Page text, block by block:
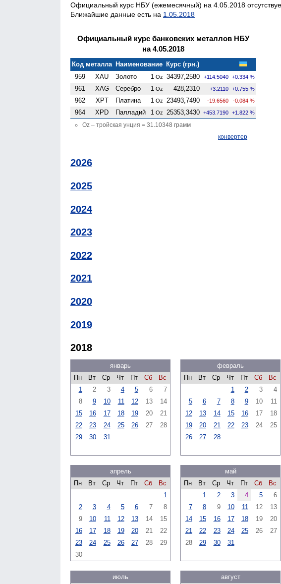
Официальный курс НБУ (ежемесячный) на 4.05.2018
Ближайшие данные есть на 1.05.2018
Официальный курс банковских металлов НБУ
на 4.05.2018
Код металла Наименование Курс (грн.)
959
XAU Золото 1 Oz 34397,2580 +114.5040 +0.334 %
961 XAG Серебро 1 Oz 428,2310 +3.2110 +0.755 %
962 XPT Платина 1 Oz 23493,7490 -19.6560 -0.084 %
964 XPD Палладий 1 Oz 25353,3430 +453.7190 +1.822 %
Oz – тройская унция = 31.10348 грамм
конвертер
2026
2025
2024
2023
2022
2021
2020
2019
2018
январь
Пн
Вт Ср Чт Пт Сб
Вс
1
2 3 4 5 6
7
8
9 10 11 12 13
14
15
16 17 18 19 20
21
22
23 24 25 26 27
28
29
30 31
февраль
Пн
Вт Ср Чт Пт Сб
Вс
1
2 3
4
5
6 7 8 9 10
11
12
13 14 15 16 17
18
19
20 21 22 23 24
25
26
27 28
апрель
Пн
Вт Ср Чт Пт Сб
Вс
1
2
3 4 5 6 7
8
9
10 11 12 13 14
15
16
17 18 19 20 21
22
23
24 25 26 27 28
29
30
май
Пн
Вт Ср Чт Пт Сб
Вс
1
2 3 4 5
6
7
8 9 10 11 12
13
14
15 16 17 18 19
20
21
22 23 24 25 26
27
28
29 30 31
июль
август